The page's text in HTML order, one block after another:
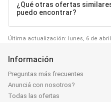
¿Qué otras ofertas
puedo encontrar?
Última actualización: lunes, 6 de abril
Información
Preguntas más frecuentes
Anunciá con nosotros?
Todas las ofertas